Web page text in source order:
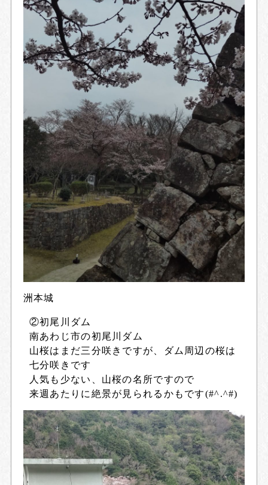
洲本城
②初尾川ダム
南あわじ市の初尾川ダム
山桜はまだ三分咲きですが、ダム周辺の桜は
七分咲きです
人気も少ない、山桜の名所ですので
来週あたりに絶景が見られるかもです(#^.^#)